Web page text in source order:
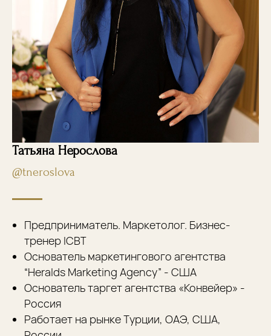
Татьяна Нерослова
@tneroslova
Предприниматель. Маркетолог. Бизнес-
тренер ICBT
Основатель маркетингового агентства
“Heralds Marketing Agency” - США
Основатель таргет агентства «Конвейер» -
Россия
Работает на рынке Турции, ОАЭ, США,